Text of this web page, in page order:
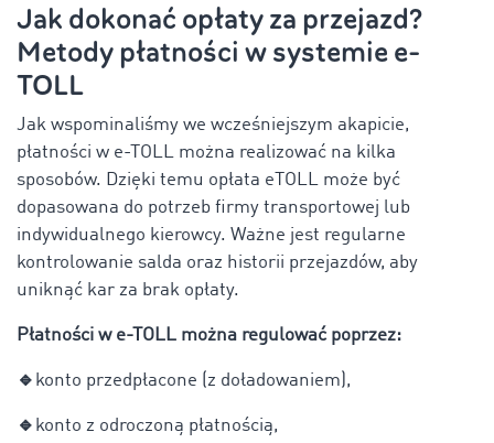
Jak dokonać opłaty za przejazd?
Metody płatności w systemie e-
TOLL
Jak wspominaliśmy we wcześniejszym akapicie,
płatności w e-TOLL można realizować na kilka
sposobów. Dzięki temu opłata eTOLL może być
dopasowana do potrzeb firmy transportowej lub
indywidualnego kierowcy. Ważne jest regularne
kontrolowanie salda oraz historii przejazdów, aby
uniknąć kar za brak opłaty.
Płatności w e-TOLL można regulować poprzez:
🔹 konto przedpłacone (z doładowaniem),
🔹 konto z odroczoną płatnością,